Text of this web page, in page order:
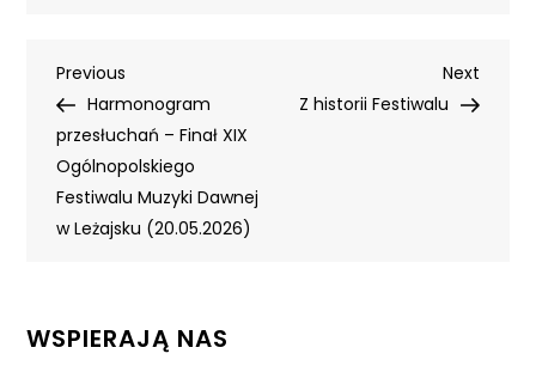
Nawigacja
wpisu
Previous
Post
Previous
Harmonogram
przesłuchań – Finał XIX
Ogólnopolskiego
Festiwalu Muzyki Dawnej
w Leżajsku (20.05.2026)
Next
Post
Next
Z historii Festiwalu
WSPIERAJĄ NAS